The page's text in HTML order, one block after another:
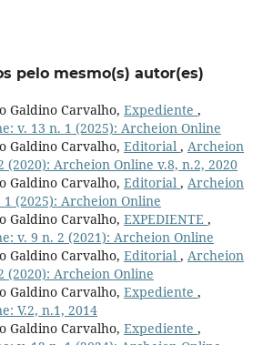
pelo mesmo(s) autor(es)
Galdino Carvalho, Expediente ,
v. 13 n. 1 (2025): Archeion Online
Galdino Carvalho, Editorial , Archeion
(2020): Archeion Online v.8, n.2, 2020
Galdino Carvalho, Editorial , Archeion
1 (2025): Archeion Online
Galdino Carvalho, EXPEDIENTE ,
v. 9 n. 2 (2021): Archeion Online
Galdino Carvalho, Editorial , Archeion
(2020): Archeion Online
Galdino Carvalho, Expediente ,
V.2, n.1, 2014
Galdino Carvalho, Expediente ,